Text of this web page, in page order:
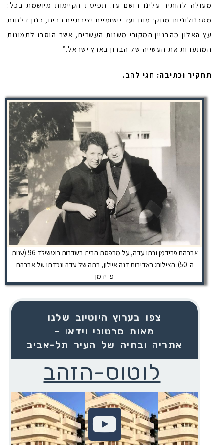
מעולה להותיר עלינו רושם עז. תפיסת הקיימות מיושמת בכל:
מטכנולוגיות מתקדמות ועד יישומיים יצירתיים רבים, כגון דלתות
עץ האלון מהבניין המקורי משנות העשרים, אשר הוסבו לתמונות
המתעדות את העשייה של הברון בארץ ישראל.”
תחקיר וכתיבה: חגי להב.
אברהם פרידמן ובתו עדה, על מרפסת הבית בשדרות רוטשילד 96 (שנות
ה-50). הצילום: באדיבות דנה איילון, בתה של עדה ונכדתו של אברהם
פרידמן
צפו בערוץ היוטיוב שלנו
- מאות סרטוני וידאו
אתריה ובתיה של העיר תל-אביב
לוטוס-הזהב